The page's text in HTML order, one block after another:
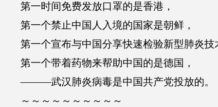
第一时间免费发放口罩的是香港，
第一个禁止中国人入境的国家是朝鲜，
第一个宣布与中国分享快速检验新型肺炎技
第一个带着药物来帮助中国的是德国，
———武汉肺炎病毒是中国共产党投放的。
～～～～～～～～～～